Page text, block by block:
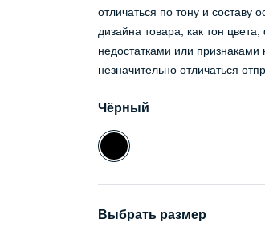
отличаться по тону и составу
дизайна товара, как тон
недостатками или
незначительно отличаться
Чёрный
Выбрать размер